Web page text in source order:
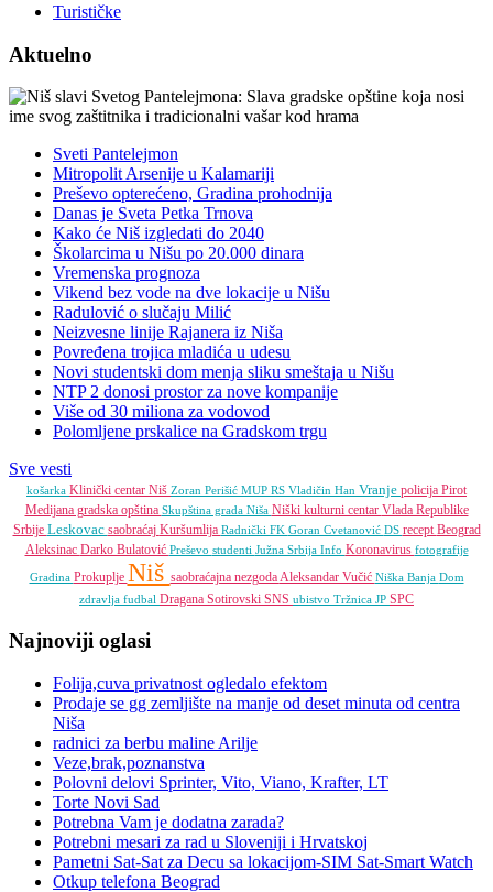
Turističke
Aktuelno
Sveti Pantelejmon
Mitropolit Arsenije u Kalamariji
Preševo opterećeno, Gradina prohodnija
Danas je Sveta Petka Trnova
Kako će Niš izgledati do 2040
Školarcima u Nišu po 20.000 dinara
Vremenska prognoza
Vikend bez vode na dve lokacije u Nišu
Radulović o slučaju Milić
Neizvesne linije Rajanera iz Niša
Povređena trojica mladića u udesu
Novi studentski dom menja sliku smeštaja u Nišu
NTP 2 donosi prostor za nove kompanije
Više od 30 miliona za vodovod
Polomljene prskalice na Gradskom trgu
Sve vesti
košarka Klinički centar Niš Zoran Perišić MUP RS Vladičin Han Vranje policija Pirot
Medijana gradska opština Skupština grada Niša Niški kulturni centar Vlada Republike
Srbije Leskovac saobraćaj Kuršumlija Radnički FK Goran Cvetanović DS receptBeograd
Aleksinac Darko Bulatović Preševo studenti Južna Srbija Info Koronavirus fotografije
Gradina Prokuplje Niš saobraćajna nezgodaAleksandar Vučić Niška Banja Dom
zdravlja fudbal Dragana Sotirovski SNS ubistvo Tržnica JP SPC
Najnoviji oglasi
Folija,cuva privatnost ogledalo efektom
Prodaje se gg zemljište na manje od deset minuta od centra
Niša
radnici za berbu maline Arilje
Veze,brak,poznanstva
Polovni delovi Sprinter, Vito, Viano, Krafter, LT
Torte Novi Sad
Potrebna Vam je dodatna zarada?
Potrebni mesari za rad u Sloveniji i Hrvatskoj
Pametni Sat-Sat za Decu sa lokacijom-SIM Sat-Smart Watch
Otkup telefona Beograd